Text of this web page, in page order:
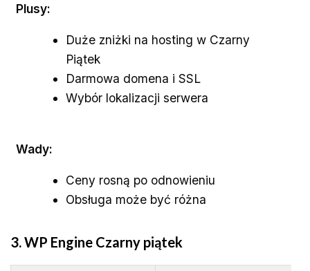
Plusy:
Duże zniżki na hosting w Czarny
Piątek
Darmowa domena i SSL
Wybór lokalizacji serwera
Wady:
Ceny rosną po odnowieniu
Obsługa może być różna
3. WP Engine Czarny piątek